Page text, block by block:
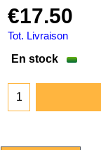
€17.50
Tot. Livraison
En stock